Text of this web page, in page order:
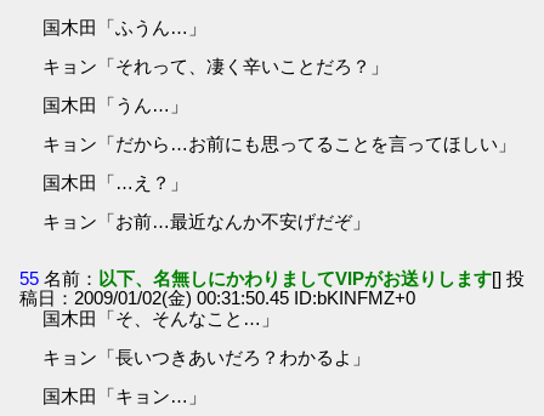
国木田「ふうん…」
キョン「それって、凄く辛いことだろ？」
国木田「うん…」
キョン「だから…お前にも思ってることを言ってほしい」
国木田「…え？」
キョン「お前…最近なんか不安げだぞ」
55 名前： 以下、名無しにかわりましてVIPがお送りします[] 投
稿日：2009/01/02(金) 00:31:50.45 ID:bKINFMZ+0
国木田「そ、そんなこと…」
キョン「長いつきあいだろ？わかるよ」
国木田「キョン…」